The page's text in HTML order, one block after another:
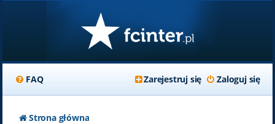
FAQ Zaloguj się
Zarejestruj się
Strona główna